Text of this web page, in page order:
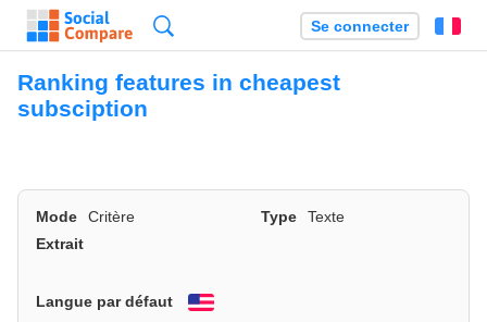
Se connecter
Ranking features in cheapest
subsciption
Mode Critère Type
Texte
Extrait
Langue par défaut
English